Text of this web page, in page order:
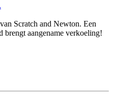
Scratch and Newton. Een
brengt aangename verkoeling!